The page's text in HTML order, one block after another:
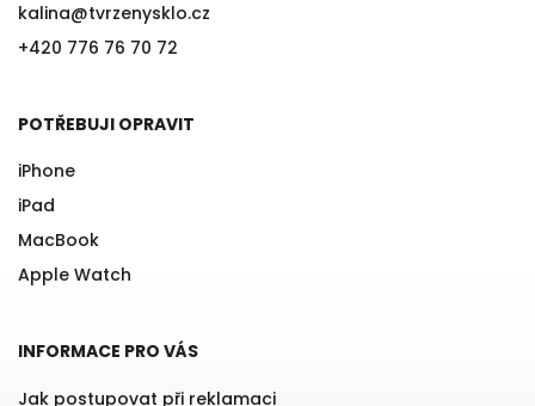
kalina@tvrzenysklo.cz
+420 776 76 70 72
POTŘEBUJI OPRAVIT
iPhone
iPad
MacBook
Apple Watch
INFORMACE PRO VÁS
Jak postupovat při reklamaci